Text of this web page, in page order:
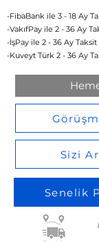
-FibaBank ile 3 - 18 Ay
-VakıfPay ile 2 - 36 Ay
-İşPay ile 2 - 36 Ay Taksit
-Kuveyt Türk 2 - 36 Ay
Sizi
Senelik